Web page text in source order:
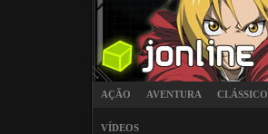
AÇÃO AVENTURA CLÁSSICO
VÍDEOS